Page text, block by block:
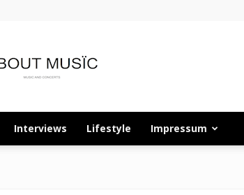
About
Interviews Lifestyle Impressum